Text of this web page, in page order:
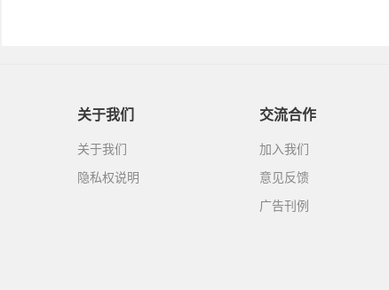
关于我们
关于我们
隐私权说明
交流合作
加入我们
意见反馈
广告刊例